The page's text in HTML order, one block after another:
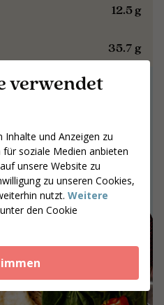
verwendet
Inhalte und Anzeigen zu
soziale Medien anbieten
unsere Website zu
zu unseren Cookies,
nutzt. Weitere
den Cookie
12.5 g
35.7 g
arbeiten,